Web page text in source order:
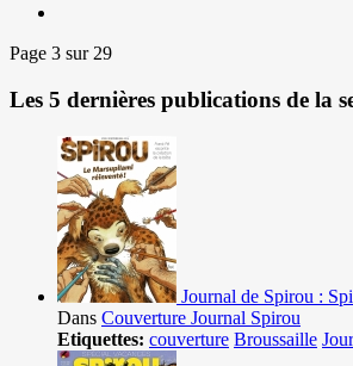
Page 3 sur 29
Les 5 dernières publications de la
Journal de Spirou :
Dans Couverture Journal Spirou
Etiquettes: couverture Broussaille